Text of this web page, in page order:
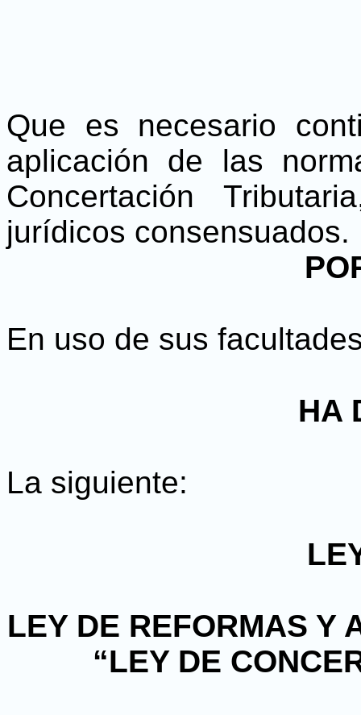
Que es necesario
aplicación de las
Concertación
jurídicos consensuados.
En uso de sus
HA
La siguiente:
LEY DE REFORMAS Y
“LEY DE